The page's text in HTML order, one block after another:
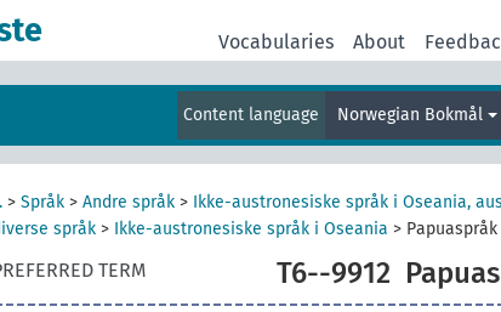
Vocabularies About
Content language Norwegian Bokmål
> Språk > Andre språk > Ikke-austronesiske språk i Oseania,
språk > Ikke-austronesiske språk i Oseania > Papuaspråk
TERM T6--9912